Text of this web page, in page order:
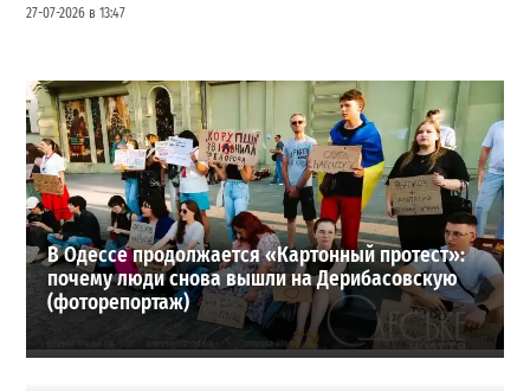
27-07-2026 в 13:47
Шезлонги, бунгало и VIP-зоны: сколько придется
заплатить за отдых в Аркадии
3
21-07-2026 в 19:23
ВИБОР РЕДАКЦИИ
В Одессе продолжается «Картонный протест»:
почему люди снова вышли на Дерибасовскую
(фоторепортаж)